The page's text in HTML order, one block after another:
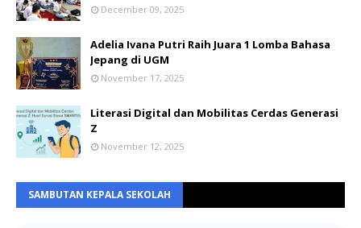
December 09, 2025
Adelia Ivana Putri Raih Juara 1 Lomba Bahasa
Jepang di UGM
November 17, 2025
Literasi Digital dan Mobilitas Cerdas Generasi
Z
November 12, 2025
SAMBUTAN KEPALA SEKOLAH